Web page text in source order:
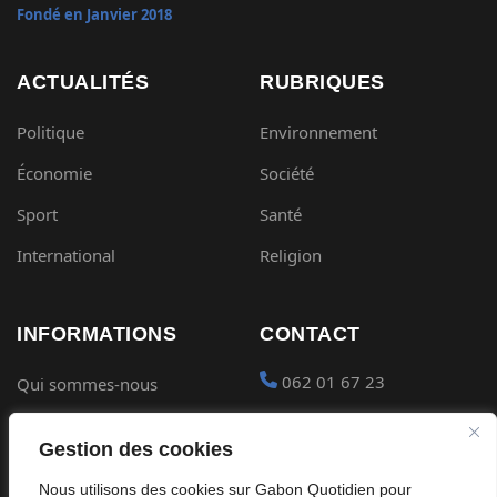
Gestion des cookies
Nous utilisons des cookies sur Gabon Quotidien pour
Fondé en Janvier 2018
ACTUALITÉS
Politique
Économie
Sport
International
RUBRIQUES
Environnement
Société
Santé
Religion
INFORMATIONS
Qui sommes-nous
CONTACT
062 01 67 23